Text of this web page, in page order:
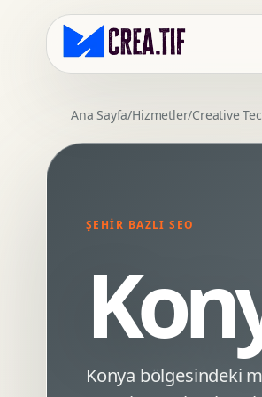
Kurumsal Web Tasarim
SEO Uyumlu Web Tasarim
Webflow Web Tasarim
Framer Web Tasarim
Kurumsal Site Yenileme
Ana Sayfa/Hizmetler/Creative
ŞEHIR BAZLI SEO
Konya bölgesindeki